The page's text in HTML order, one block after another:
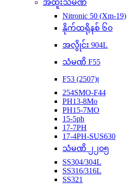
အထူးသံမဏိ
Nitronic 50 (Xm-19)
နိုက်ထရိုနစ် ၆၀
အလွိုင်း 904L
သံမဏိ F55
F53 (2507)၊
254SMO-F44
PH13-8Mo
PH15-7MO
15-5ph
17-7PH
17-4PH-SUS630
သံမဏိ ၂၂၀၅
SS304/304L
SS316/316L
SS321